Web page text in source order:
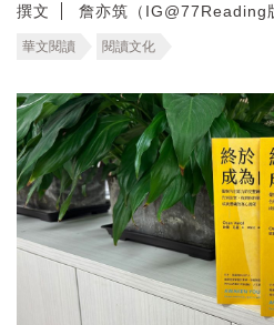
撰文 詹亦筑（IG@77Reading
華文閱讀 閱讀文化